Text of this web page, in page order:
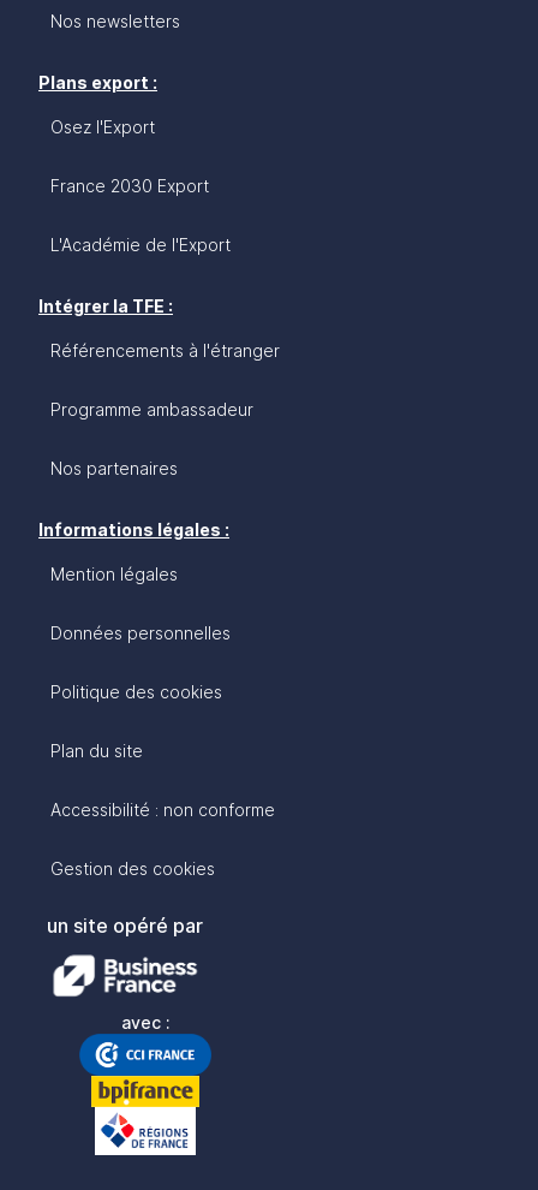
Nos newsletters
Plans export :
Osez l'Export
France 2030 Export
L'Académie de l'Export
Intégrer la TFE :
Référencements à l'étranger
Programme ambassadeur
Nos partenaires
Informations légales :
Mention légales
Données personnelles
Politique des cookies
Plan du site
Accessibilité : non conforme
Gestion des cookies
un site opéré par
avec :